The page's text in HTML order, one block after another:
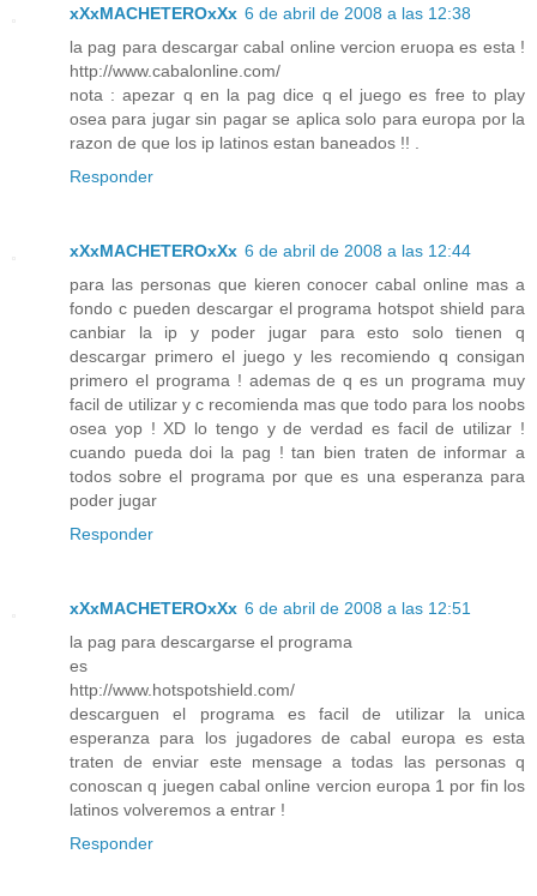
xXxMACHETEROxXx 6 de abril de 2008 a las 12:38
la pag para descargar cabal online vercion eruopa es esta !
http://www.cabalonline.com/
nota : apezar q en la pag dice q el juego es free to play
osea para jugar sin pagar se aplica solo para europa por la
razon de que los ip latinos estan baneados !! .
Responder
xXxMACHETEROxXx 6 de abril de 2008 a las 12:44
para las personas que kieren conocer cabal online mas a
fondo c pueden descargar el programa hotspot shield para
canbiar la ip y poder jugar para esto solo tienen q
descargar primero el juego y les recomiendo q consigan
primero el programa ! ademas de q es un programa muy
facil de utilizar y c recomienda mas que todo para los noobs
osea yop ! XD lo tengo y de verdad es facil de utilizar !
cuando pueda doi la pag ! tan bien traten de informar a
todos sobre el programa por que es una esperanza para
poder jugar
Responder
xXxMACHETEROxXx 6 de abril de 2008 a las 12:51
la pag para descargarse el programa
es
http://www.hotspotshield.com/
descarguen el programa es facil de utilizar la unica
esperanza para los jugadores de cabal europa es esta
traten de enviar este mensage a todas las personas q
conoscan q juegen cabal online vercion europa 1 por fin los
latinos volveremos a entrar !
Responder